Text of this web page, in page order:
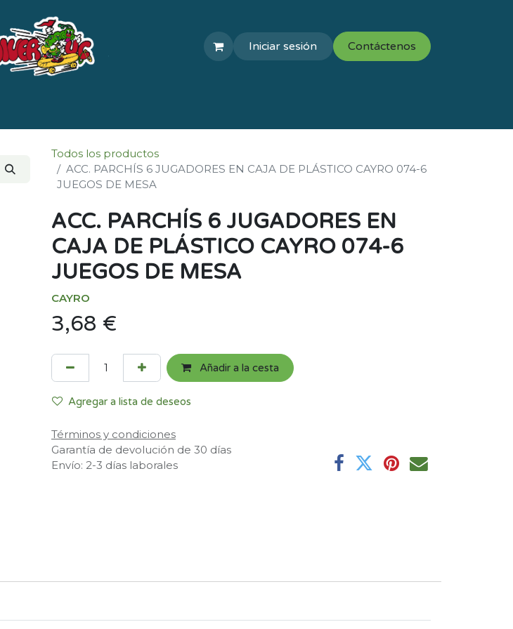
Iniciar sesión Contáctenos
Todos los productos
ACC. PARCHÍS 6 JUGADORES EN CAJA DE PLÁSTICO CAYRO 074-6
JUEGOS DE MESA
ACC. PARCHÍS 6 JUGADORES EN
CAJA DE PLÁSTICO CAYRO 074-6
JUEGOS DE MESA
CAYRO
3,68 €
Añadir a la cesta
Agregar a lista de deseos
Términos y condiciones
Garantía de devolución de 30 días
Envío: 2-3 días laborales